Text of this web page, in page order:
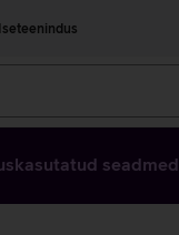
Iseteenindus
seadmed